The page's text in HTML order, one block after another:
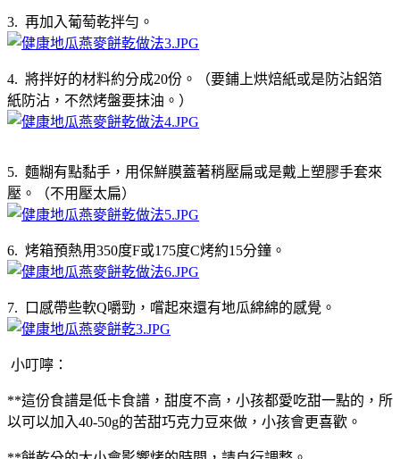
3. 再加入葡萄乾拌勻。
4. 將拌好的材料約分成20份。（要鋪上烘焙紙或是防沾鋁箔
紙防沾，不然烤盤要抹油。）
5. 麵糊有點黏手，用保鮮膜蓋著稍壓扁或是戴上塑膠手套來
壓。（不用壓太扁）
6. 烤箱預熱用350度F或175度C烤約15分鐘。
7. 口感帶些軟Q嚼勁，嚐起來還有地瓜綿綿的感覺。
小叮嚀：
**這份食譜是低卡食譜，甜度不高，小孩都愛吃甜一點的，所
以可以加入40-50g的苦甜巧克力豆來做，小孩會更喜歡。